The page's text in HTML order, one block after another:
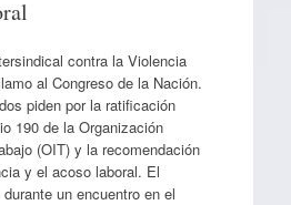
contra la Violencia
al Congreso de la Nación.
piden por la ratificación
190 de la Organización
(OIT) y la recomendación
y el acoso laboral. El
un encuentro en el